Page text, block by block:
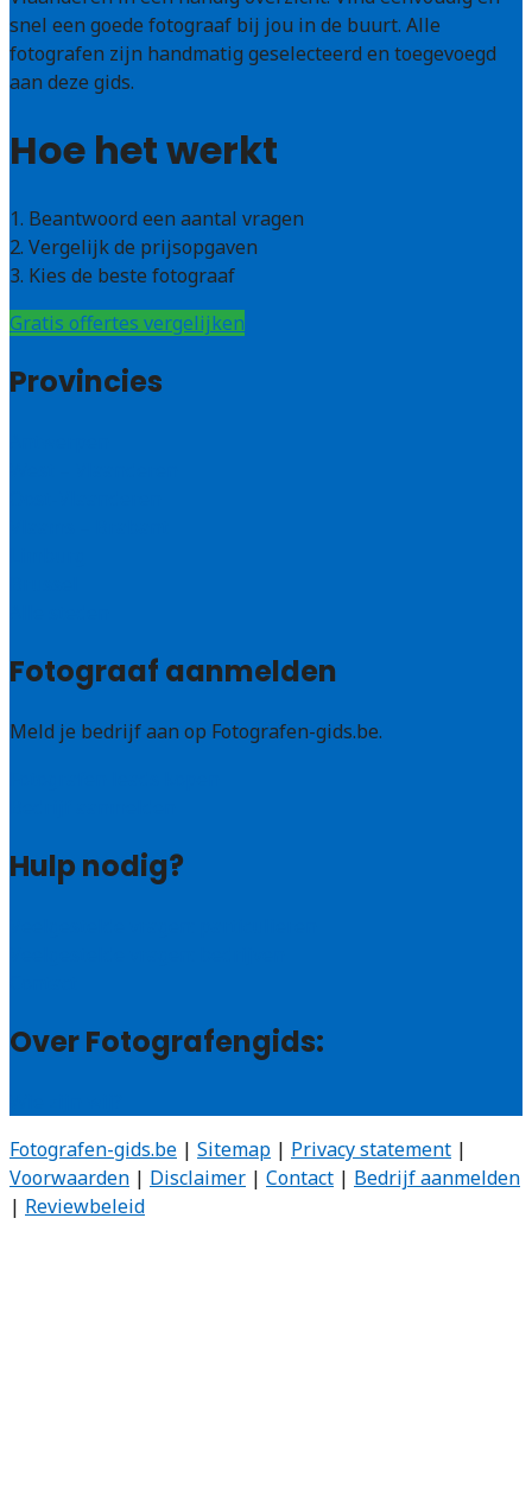
snel een goede fotograaf bij jou in de buurt. Alle
fotografen zijn handmatig geselecteerd en toegevoegd
aan deze gids.
Hoe het werkt
1. Beantwoord een aantal vragen
2. Vergelijk de prijsopgaven
3. Kies de beste fotograaf
Gratis offertes vergelijken
Provincies
Fotograaf aanmelden
Meld je bedrijf aan op Fotografen-gids.be.
Hulp nodig?
Over Fotografengids:
Fotografen-gids.be | Sitemap | Privacy statement |
Voorwaarden | Disclaimer | Contact | Bedrijf aanmelden
| Reviewbeleid